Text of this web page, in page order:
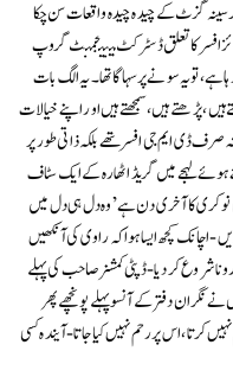
سینہ گزٹ کے چیدہ چیدہ واقعات سن چکا
افسر کا تعلق ڈسٹرکٹ مینیجمنٹ گروپ
ہے، تو یہ سونے پر سہاگا تھا۔ یہ الگ بات
، پڑھتے ہیں، سمجھتے ہیں اور اپنے خیالات
ڈی ایم جی افسر تھے بلکہ ذاتی طور پر
لہجے میں گریڈ اٹھارہ کے ایک سٹاف
نوکری کا آخری دن ہے’وہ دل ہی دل میں
اچانک کچھ ایسا ہوا کہ راوی کی آنکھیں
شروع کر دیا-ڈپٹی کمشنر صاحب کی پہلے
نگران دفتر کے آنسو پہلے پونچھے پھر
کرتا ،اس پر رحم نہیں کیا جاتا-آ یندہ کسی